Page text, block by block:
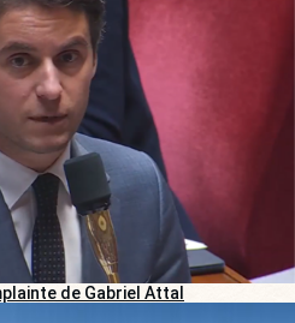
de Gabriel Attal